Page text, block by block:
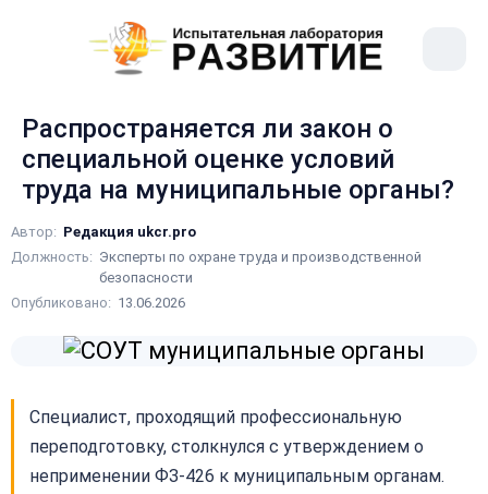
Распространяется ли закон о
специальной оценке условий
труда на муниципальные органы?
Автор: Редакция ukcr.pro
Должность: Эксперты по охране труда и производственной
безопасности
Опубликовано: 13.06.2026
Специалист, проходящий профессиональную
переподготовку, столкнулся с утверждением о
неприменении ФЗ-426 к муниципальным органам.